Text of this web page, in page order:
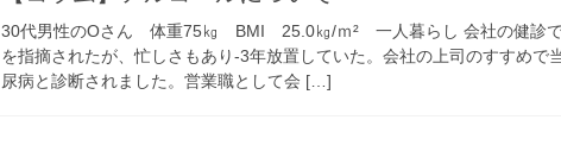
30代男性のOさん 体重75㎏ BMI 25.0㎏/ｍ² 一人暮らし 会社の健診
を指摘されたが、忙しさもあり-3年放置していた。会社の上司のすすめで
尿病と診断されました。営業職として会 […]